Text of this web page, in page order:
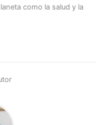
como la salud y la